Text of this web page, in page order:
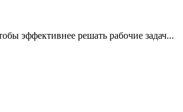
эффективнее решать рабочие задач...